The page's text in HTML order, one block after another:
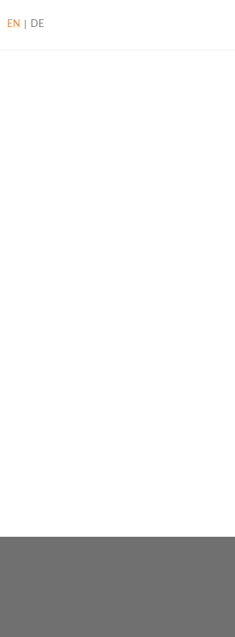
EN DE